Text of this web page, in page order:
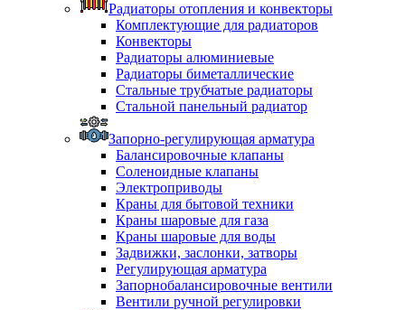
Радиаторы отопления и конвекторы
Комплектующие для радиаторов
Конвекторы
Радиаторы алюминиевые
Радиаторы биметаллические
Стальные трубчатые радиаторы
Стальной панельный радиатор
Запорно-регулирующая арматура
Балансировочные клапаны
Соленоидные клапаны
Электроприводы
Краны для бытовой техники
Краны шаровые для газа
Краны шаровые для воды
Задвижки, заслонки, затворы
Регулирующая арматура
Запорнобалансировочные вентили
Вентили ручной регулировки